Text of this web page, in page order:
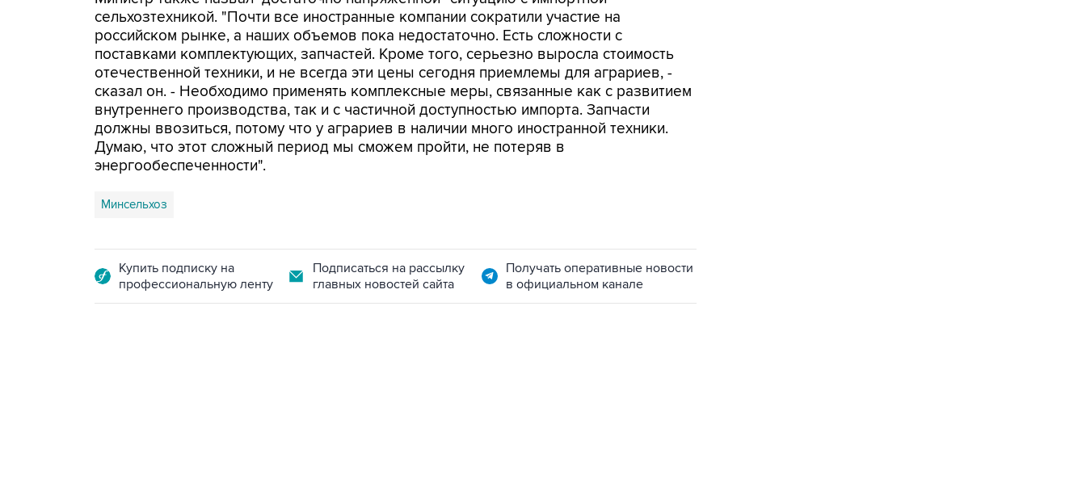
сельхозтехникой. "Почти все иностранные компании сократили участие на
российском рынке, а наших объемов пока недостаточно. Есть сложности с
поставками комплектующих, запчастей. Кроме того, серьезно выросла стоимость
отечественной техники, и не всегда эти цены сегодня приемлемы для аграриев, -
сказал он. - Необходимо применять комплексные меры, связанные как с развитием
внутреннего производства, так и с частичной доступностью импорта. Запчасти
должны ввозиться, потому что у аграриев в наличии много иностранной техники.
Думаю, что этот сложный период мы сможем пройти, не потеряв в
энергообеспеченности".
Минсельхоз
Купить подписку на
профессиональную ленту
Подписаться на рассылку
главных новостей сайта
Получать оперативные новости
в официальном канале